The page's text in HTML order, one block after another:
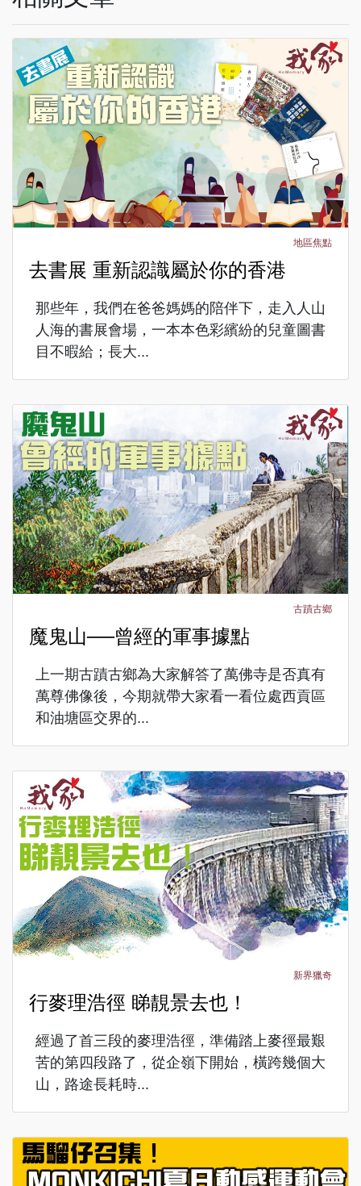
地區焦點
去書展 重新認識屬於你的香港
那些年，我們在爸爸媽媽的陪伴下，走入人山
人海的書展會場，一本本色彩繽紛的兒童圖書
目不暇給；長大...
古蹟古鄉
魔鬼山──曾經的軍事據點
上一期古蹟古鄉為大家解答了萬佛寺是否真有
萬尊佛像後，今期就帶大家看一看位處西貢區
和油塘區交界的...
新界獵奇
行麥理浩徑 睇靚景去也！
經過了首三段的麥理浩徑，準備踏上麥徑最艱
苦的第四段路了，從企嶺下開始，橫跨幾個大
山，路途長耗時...